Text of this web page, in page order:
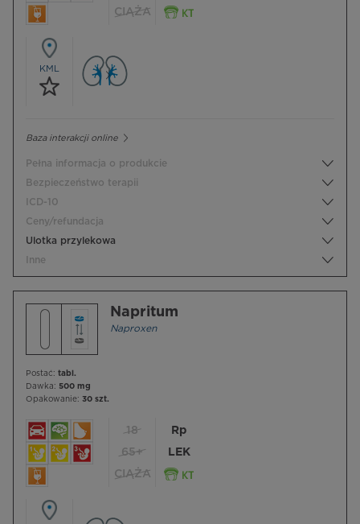
CIĄŻA
KML
Baza interakcji online
Pełna informacja o produkcie
Bezpieczeństwo terapii
ICD-10
Ceny/refundacja
Ulotka przylekowa
Inne
Napritum
Naproxen
Postać: tabl.
Dawka: 500 mg
Opakowanie: 30 szt.
18
65+
CIĄŻA
Rp
LEK